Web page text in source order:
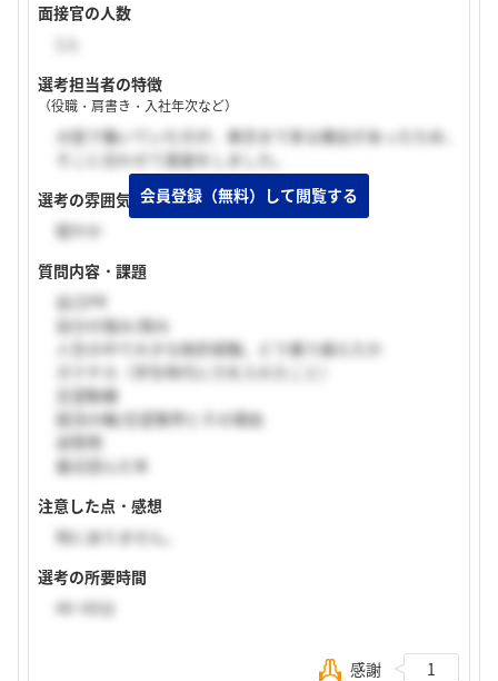
面接官の人数
選考担当者の特徴
（役職・肩書き・入社年次など）
大阪で働いていた方が、東京まで来る機会があったため、
そこに合わせて面接をしました。
選考の雰囲気
穏やか
質問内容・課題
自己PR
自分の強み/弱み
人生の中で大きな挫折経験。どう乗り越えたか
ガクチカ（学生時代に力を入れたこと）
志望動機
就活の軸/志望業界とその理由
逆質問
最近読んだ本
注意した点・感想
特にありません。
選考の所要時間
46~60分
感謝 1